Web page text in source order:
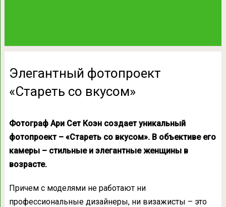
Элегантный фотопроект
«Стареть со вкусом»
Фотограф Ари Сет Коэн создает уникальный
фотопроект – «Стареть со вкусом». В объективе его
камеры – стильные и элегантные женщины в
возрасте.
Причем с моделями не работают ни
профессиональные дизайнеры, ни визажисты – это